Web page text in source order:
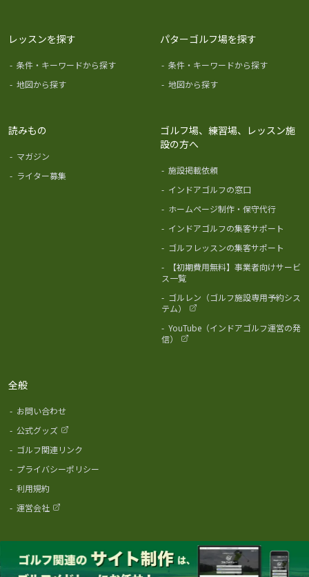
レッスンを探す
- 条件・キーワードから探す
- 地図から探す
パターゴルフ場を探す
- 条件・キーワードから探す
- 地図から探す
読みもの
- マガジン
- ライター募集
ゴルフ場、練習場、レッスン施
設の方へ
- 施設掲載依頼
- インドアゴルフの窓口
- ホームページ制作・保守代行
- インドアゴルフの集客サポート
- ゴルフレッスンの集客サポート
-
【初期費用無料】事業者向けサービ
ス一覧
- ゴルレン（ゴルフ施設専用予約シス
テム）
- YouTube（インドアゴルフ運営の発
信）
全般
- お問い合わせ
- 公式グッズ
- ゴルフ関連リンク
- プライバシーポリシー
- 利用規約
- 運営会社